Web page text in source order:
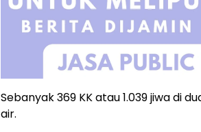
Sebanyak 369 KK atau 1.039 jiwa di
air.